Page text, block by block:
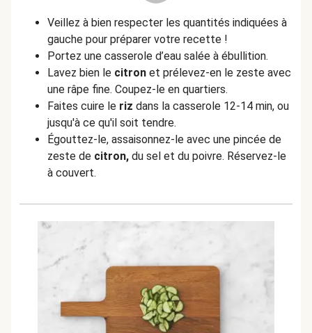
Veillez à bien respecter les quantités indiquées à
gauche pour préparer votre recette !
Portez une casserole d’eau salée à ébullition.
Lavez bien le citron et prélevez-en le zeste avec
une râpe fine. Coupez-le en quartiers.
Faites cuire le riz dans la casserole 12-14 min, ou
jusqu'à ce qu'il soit tendre.
Égouttez-le, assaisonnez-le avec une pincée de
zeste de citron, du sel et du poivre. Réservez-le
à couvert.